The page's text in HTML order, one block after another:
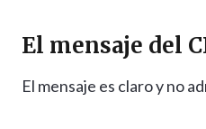
El mensaje del
El mensaje es claro y no